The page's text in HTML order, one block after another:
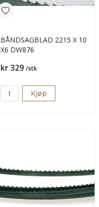
BÅNDSAGBLAD 2215 X 10
X6 DW876
Pris
kr 329 /stk
Kjøp